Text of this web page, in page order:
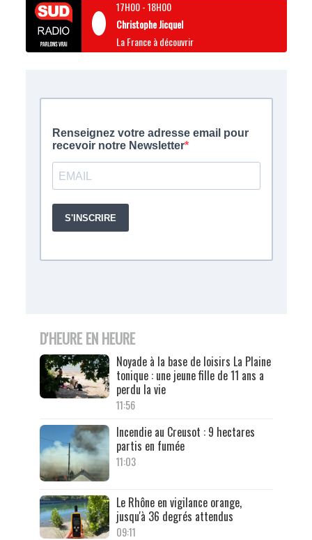
17H00-18H00
Christophe Jicquel
La France à découvrir
D'HEURE EN HEURE
Noyade à la base de loisirs La Plaine
tonique : une jeune fille de 11 ans a
perdu la vie
11:56
Incendie au Creusot : 9 hectares
partis en fumée
11:03
Le Rhône en vigilance orange,
jusqu'à 36 degrés attendus
09:11